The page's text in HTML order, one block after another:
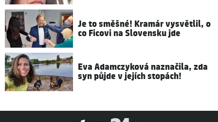
Je to směšné! Kramár vysvětlil, o
co Ficovi na Slovensku jde
Eva Adamczyková naznačila, zda
syn půjde v jejích stopách!